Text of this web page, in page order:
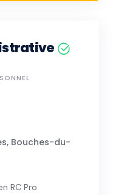
Bouches-du-
RC Pro